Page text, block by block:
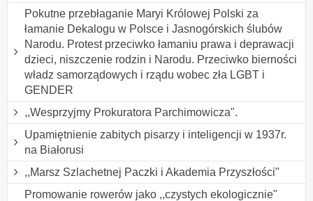
Pokutne przebłaganie Maryi Królowej Polski za
łamanie Dekalogu w Polsce i Jasnogórskich ślubów
Narodu. Protest przeciwko łamaniu prawa i deprawacji
dzieci, niszczenie rodzin i Narodu. Przeciwko bierności
władz samorządowych i rządu wobec zła LGBT i
GENDER
,,Wesprzyjmy Prokuratora Parchimowicza".
Upamiętnienie zabitych pisarzy i inteligencji w 1937r.
na Białorusi
,,Marsz Szlachetnej Paczki i Akademia Przyszłości"
Promowanie rowerów jako ,,czystych ekologicznie"